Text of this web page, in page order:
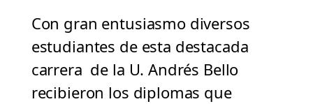
Con gran entusiasmo diversos
estudiantes de esta destacada
carrera de la U. Andrés Bello
recibieron los diplomas que